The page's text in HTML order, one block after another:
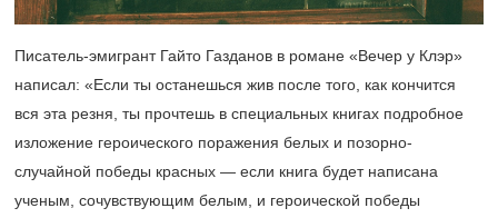
Писатель-эмигрант Гайто Газданов в романе «Вечер у Клэр»
написал: «Если ты останешься жив после того, как кончится
вся эта резня, ты прочтешь в специальных книгах подробное
изложение героического поражения белых и позорно-
случайной победы красных — если книга будет написана
ученым, сочувствующим белым, и героической победы